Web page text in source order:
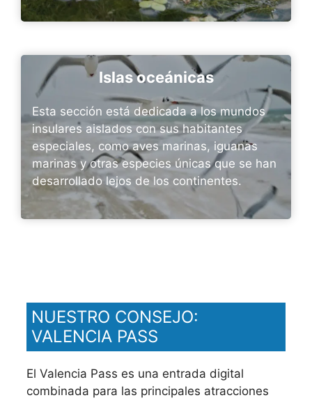
Islas oceánicas
Esta sección está dedicada a los mundos
insulares aislados con sus habitantes
especiales, como aves marinas, iguanas
marinas y otras especies únicas que se han
desarrollado lejos de los continentes.
NUESTRO CONSEJO:
VALENCIA PASS
El Valencia Pass es una entrada digital
combinada para las principales atracciones